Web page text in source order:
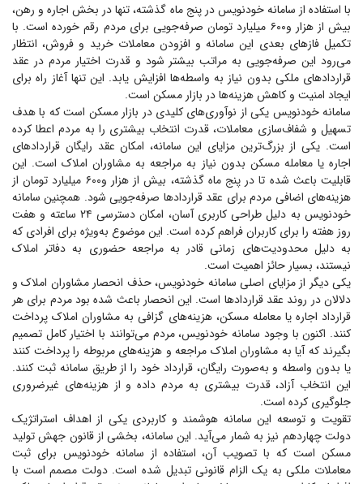
با استفاده از سامانه خودنویس در پنج ماه گذشته، تنها در بخش اجاره و رهن،
بیش از هزار و۶۰۰ میلیارد تومان صرفه‌جویی برای مردم رقم خورده است. با
تکمیل فاز‌های بعدی این سامانه و افزودن معاملات خرید و فروش، انتظار
می‌رود این صرفه‌جویی به مراتب بیشتر شود و قدرت اختیار مردم در عقد
قرارداد‌های ملکی بدون نیاز به واسطه‌ها افزایش یابد. این تنها آغاز راه برای
ایجاد امنیت و کاهش هزینه‌ها در بازار مسکن است.
سامانه خودنویس یکی از نوآوری‌های کلیدی در بازار مسکن است که با هدف
تسهیل و شفاف‌سازی معاملات، قدرت انتخاب بیشتری را به مردم اعطا کرده
است. یکی از بزرگ‌ترین مزایای این سامانه، امکان عقد رایگان قرارداد‌های
اجاره یا معامله مسکن بدون نیاز به مراجعه به مشاوران املاک است. این
قابلیت باعث شده تا در پنج ماه گذشته، بیش از هزار و۶۰۰ میلیارد تومان از
هزینه‌های اضافی مردم برای عقد قرارداد‌ها صرفه‌جویی شود. همچنین سامانه
خودنویس به دلیل طراحی کاربری آسان، امکان دسترسی ۲۴ ساعته و هفت
روز هفته را برای کاربران فراهم کرده است. این موضوع به‌ویژه برای افرادی که
به دلیل محدودیت‌های زمانی قادر به مراجعه حضوری به دفاتر املاک
نیستند، بسیار حائز اهمیت است.
یکی دیگر از مزایای اصلی سامانه خودنویس، حذف انحصار مشاوران املاک و
دلالان در روند عقد قرارداد‌ها است. این انحصار باعث شده بود مردم برای هر
قرارداد اجاره یا معامله مسکن، هزینه‌های گزافی به مشاوران املاک پرداخت
کنند. اکنون با وجود سامانه خودنویس، مردم می‌توانند با اختیار کامل تصمیم
بگیرند که آیا به مشاوران املاک مراجعه و هزینه‌های مربوطه را پرداخت کنند
یا بدون واسطه و به‌صورت رایگان، قرارداد خود را از طریق سامانه ثبت کنند.
این انتخاب آزاد، قدرت بیشتری به مردم داده و از هزینه‌های غیرضروری
جلوگیری کرده است.
تقویت و توسعه این سامانه هوشمند و کاربردی یکی از اهداف استراتژیک
دولت چهاردهم نیز به شمار می‌آید. این سامانه، بخشی از قانون جهش تولید
مسکن است که با تصویب آن، استفاده از سامانه خودنویس برای ثبت
معاملات ملکی به یک الزام قانونی تبدیل شده است. دولت مصمم است با